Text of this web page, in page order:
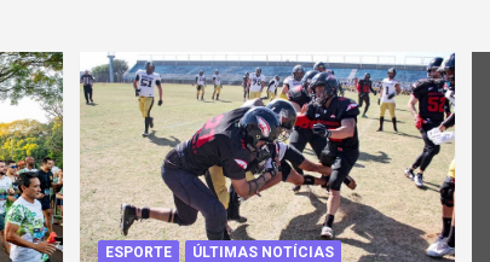
ESPORTE ÚLTIMAS NOTÍCIAS